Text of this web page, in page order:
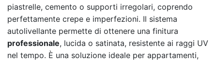
piastrelle, cemento o supporti irregolari, coprendo
perfettamente crepe e imperfezioni. Il sistema
autolivellante permette di ottenere una finitura
professionale, lucida o satinata, resistente ai raggi UV
nel tempo. È una soluzione ideale per appartamenti,